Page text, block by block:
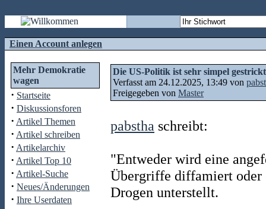
Einen Account anlegen
Mehr Demokratie
wagen
· Startseite
· Diskussionsforen
· Artikel Themen
· Artikel schreiben
· Artikelarchiv
· Artikel Top 10
· Artikel-Suche
· Neues/Änderungen
· Ihre Userdaten
Die US-Politik ist sehr simpel
Verfasst am 24.12.2025, 13:49 von
Freigegeben von Master
pabstha schreibt:
"Entweder wird eine
Übergriffe diffamiert oder
Drogen unterstellt.